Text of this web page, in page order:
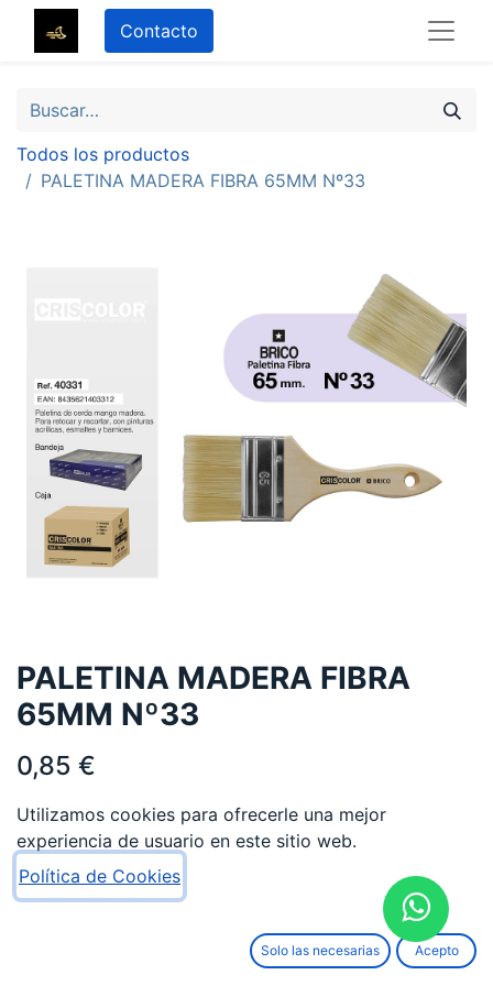
Contacto
Todos los productos
PALETINA MADERA FIBRA 65MM Nº33
PALETINA MADERA FIBRA
65MM Nº33
0,85 €
AÑADIR AL CARRITO
Utilizamos cookies para ofrecerle una mejor
experiencia de usuario en este sitio web.
Política de Cookies
Solo las necesarias Acepto